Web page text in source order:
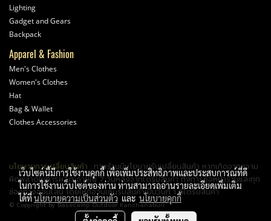
Lighting
Gadget and Gears
Backpack
Apparel & Fashion
Men's Clothes
Women's Clothes
Hat
Bag & Wallet
Clothes Accessories
นโยบายการเปลี่ยนสินค้า : ทางร้านมีนโยบายรับเปลี่ยนสินค้า หากเกิดจากความ
ผิดพลาดในการผลิต ภายใน 7 วันหลังจากได้รับสินค้า ทั้งการซื้อหน้าร้านและทุก
ช่องทางออนไลน์ โดยให้ถือวันเซ็นรับสินค้าเป็นวันที่ 1 ที่ได้รับสินค้า
© Copyright by Basecamp Outdoor Kanchanaburi
เว็บไซต์นี้มีการใช้งานคุกกี้ เพื่อเพิ่มประสิทธิภาพและประสบการณ์ที่ดี
ในการใช้งานเว็บไซต์ของท่าน ท่านสามารถอ่านรายละเอียดเพิ่มเติม
ได้ที่นโยบายความเป็นส่วนตัวและนโยบายคุกกี้